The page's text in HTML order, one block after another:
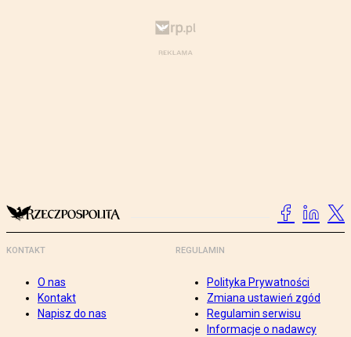
KONTAKT
O nas
Kontakt
Napisz do nas
REGULAMIN
Polityka Prywatności
Zmiana ustawień zgód
Regulamin serwisu
Informacje o nadawcy